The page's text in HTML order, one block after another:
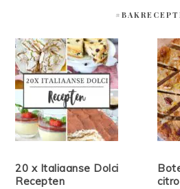
20 x Italiaanse Dolci
Recepten